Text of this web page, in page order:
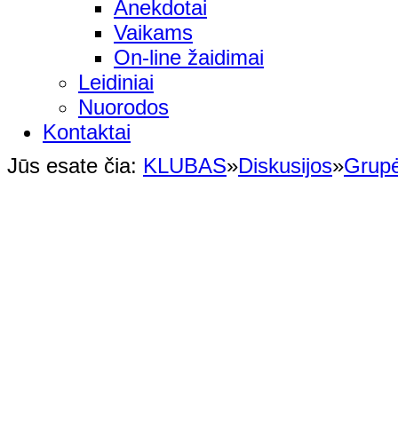
Anekdotai
Vaikams
On-line žaidimai
Leidiniai
Nuorodos
Kontaktai
Jūs esate čia: KLUBAS»Diskusijos»